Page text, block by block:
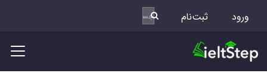
ورود ثبت‌نام